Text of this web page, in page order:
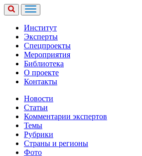
Институт
Эксперты
Спецпроекты
Мероприятия
Библиотека
О проекте
Контакты
Новости
Статьи
Комментарии экспертов
Темы
Рубрики
Страны и регионы
Фото